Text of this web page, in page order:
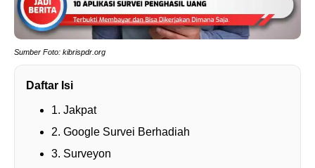
Sumber Foto: kibrispdr.org
Daftar Isi
1. Jakpat
2. Google Survei Berhadiah
3. Surveyon